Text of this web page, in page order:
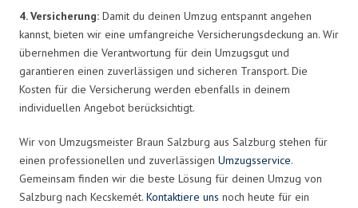
4. Versicherung: Damit du deinen Umzug entspannt angehen
kannst, bieten wir eine umfangreiche Versicherungsdeckung an. Wir
übernehmen die Verantwortung für dein Umzugsgut und
garantieren einen zuverlässigen und sicheren Transport. Die
Kosten für die Versicherung werden ebenfalls in deinem
individuellen Angebot berücksichtigt.
Wir von Umzugsmeister Braun Salzburg aus Salzburg stehen für
einen professionellen und zuverlässigen Umzugsservice.
Gemeinsam finden wir die beste Lösung für deinen Umzug von
Salzburg nach Kecskemét. Kontaktiere uns noch heute für ein